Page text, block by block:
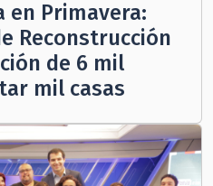
en Primavera:
Reconstrucción
de 6 mil
mil casas